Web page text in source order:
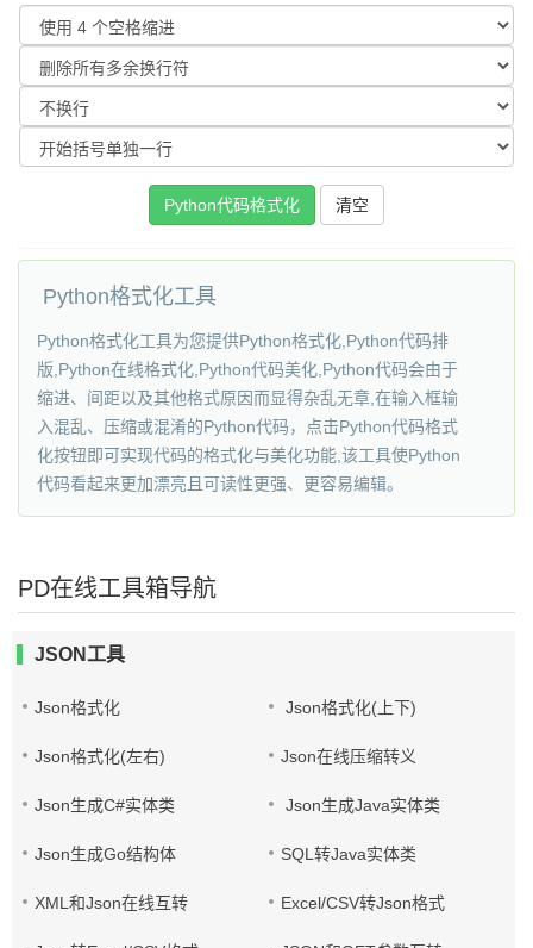
Python格式化工具
Python格式化工具为您提供Python格式化,Python代码排
版,Python在线格式化,Python代码美化,Python代码会由于
缩进、间距以及其他格式原因而显得杂乱无章,在输入框输
入混乱、压缩或混淆的Python代码，点击Python代码格式
化按钮即可实现代码的格式化与美化功能,该工具使Python
代码看起来更加漂亮且可读性更强、更容易编辑。
PD在线工具箱导航
JSON工具
Json格式化 Json格式化(上下)
Json格式化(左右) Json在线压缩转义
Json生成C#实体类 Json生成Java实体类
Json生成Go结构体 SQL转Java实体类
XML和Json在线互转 Excel/CSV转Json格式